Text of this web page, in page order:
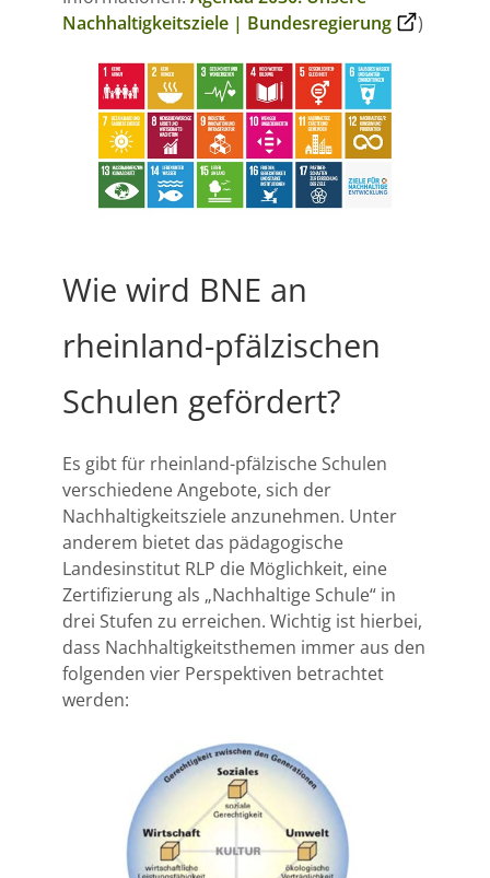
Nachhaltigkeitsziele | Bundesregierung
)
Wie wird BNE an
rheinland-pfälzischen
Schulen gefördert?
Es gibt für rheinland-pfälzische Schulen
verschiedene Angebote, sich der
Nachhaltigkeitsziele anzunehmen. Unter
anderem bietet das pädagogische
Landesinstitut RLP die Möglichkeit, eine
Zertifizierung als „Nachhaltige Schule“ in
drei Stufen zu erreichen. Wichtig ist hierbei,
dass Nachhaltigkeitsthemen immer aus den
folgenden vier Perspektiven betrachtet
werden: